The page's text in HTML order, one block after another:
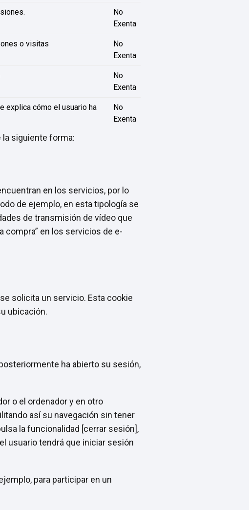
No
Exenta
o visitas
No
Exenta
No
Exenta
explica cómo el usuario ha
No
Exenta
siguiente forma:
en los servicios, por lo
de ejemplo, en esta tipología se
de transmisión de vídeo que
compra” en los servicios de e-
solicita un servicio. Esta cookie
ubicación.
ha abierto su sesión,
o el ordenador y en otro
así su navegación sin tener
la funcionalidad [cerrar sesión],
usuario tendrá que iniciar sesión
para participar en un